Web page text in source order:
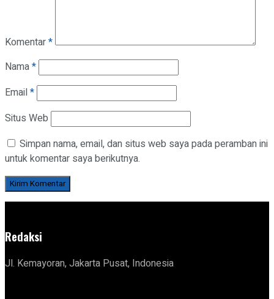
Komentar*
Nama*
Email*
Situs Web
Simpan nama, email, dan situs web saya pada peramban ini
untuk komentar saya berikutnya.
Redaksi
Jl. Kemayoran, Jakarta Pusat, Indonesia